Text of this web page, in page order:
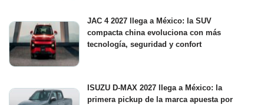
JAC 4 2027 llega a México: la SUV
compacta china evoluciona con más
tecnología, seguridad y confort
ISUZU D-MAX 2027 llega a México: la
primera pickup de la marca apuesta por